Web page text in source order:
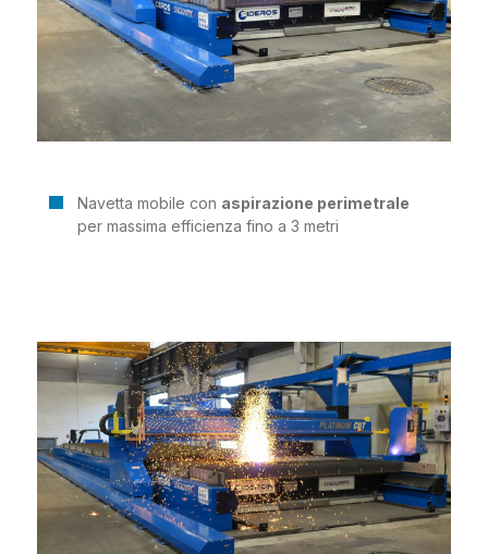
Navetta mobile con aspirazione perimetrale
per massima efficienza fino a 3 metri